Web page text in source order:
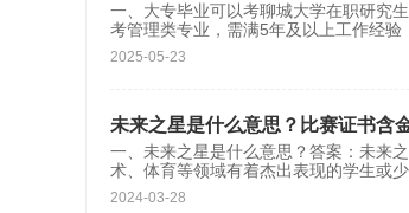
一、大专毕业可以考聊城大学在职研究
考管理类专业，需满5年及以上工作经验
2025-05-23
未来之星是什么意思？比赛证书含
一、未来之星是什么意思？答案：未来
术、体育等领域有着杰出表现的学生或
2024-03-28